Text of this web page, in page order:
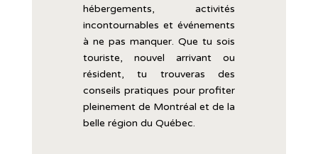
hébergements,activités
incontournables etévénements
à ne pasmanquer.Quetusois
touriste, nouvelarrivantou
résident,tu trouverasdes
conseilspratiques pourprofiter
pleinement de Montréaletdela
belle région du Québec.